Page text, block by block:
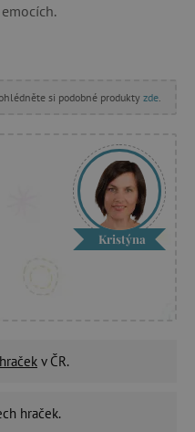
si podobné produkty zde
Kristýna
v ČR.
hraček.